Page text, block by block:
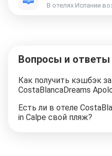
Вопросы и ответы
Как получить кэшбэк
CostaBlancaDreams
Есть ли в отеле
in Calpe свой пляж?